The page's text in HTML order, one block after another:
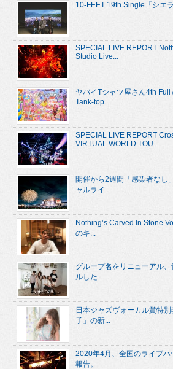
10-FEET 19th Single『シエ
SPECIAL LIVE REPORT
Studio Live...
ヤバイTシャツ屋さん4th
Tank-top...
SPECIAL LIVE REPORT
VIRTUAL WORLD TOU...
開催から2週間「感染者なし
ャルライ...
Nothing’s Carved In Stone
のキ...
グループ名をリニューアル
ルした ...
日本ジャズヴォーカル賞特
子」の新...
2020年4月、全国のライブ
報告。